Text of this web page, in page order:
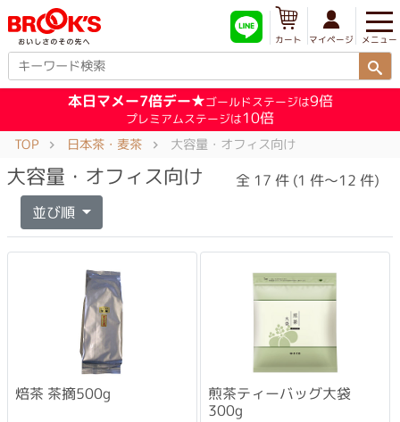
メニュー
マイページ
カート
本日マメー7倍デー★ゴールドステージは9倍
プレミアムステージは10倍
TOP 日本茶・麦茶 大容量・オフィス向け
大容量・オフィス向け 全 17 件 (1 件～12 件)
並び順
焙茶 茶摘500g 煎茶ティーバッグ大袋
300g